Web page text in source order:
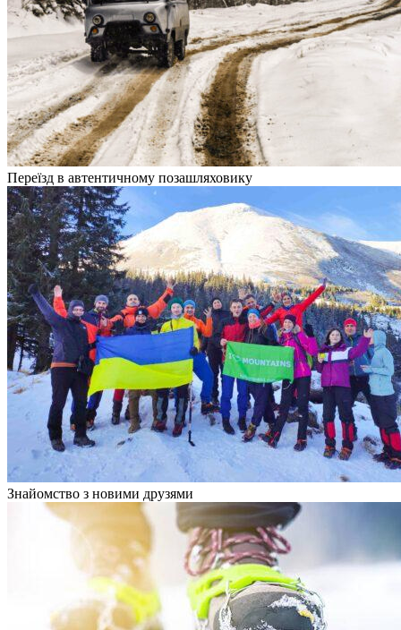
Переїзд в автентичному позашляховику
Знайомство з новими друзями